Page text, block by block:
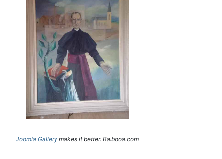
Joomla Gallery makes it better. Balbooa.com